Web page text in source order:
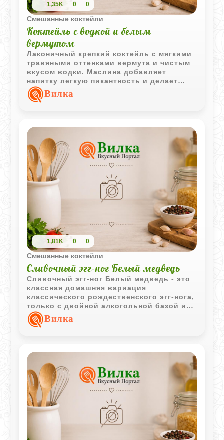
1,35K 0 0
Смешанные коктейли
Коктейль с водкой и белым
вермутом
Лаконичный крепкий коктейль с мягкими
травяными оттенками вермута и чистым
вкусом водки. Маслина добавляет
напитку легкую пикантность и делает
подачу более выразительной.
Вилка
1,81K 0 0
Смешанные коктейли
Сливочный эгг-ног Белый медведь
Сливочный эгг-ног Белый медведь - это
классная домашняя вариация
классического рождественского эгг-нога,
только с двойной алкогольной базой из
рома и водки. Коктейль получается
очень густым, обволакивающим и
мягко, но пусть эта сливочная нежность
вас не обманывает - градус здесь весьма
ощутимый. Идеальная штука для
большой и шумной вечеринки в
прохладное время года.
Вилка